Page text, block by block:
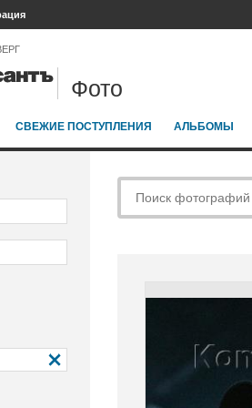
Фото
СВЕЖИЕ ПОСТУПЛЕНИЯ АЛЬБОМЫ